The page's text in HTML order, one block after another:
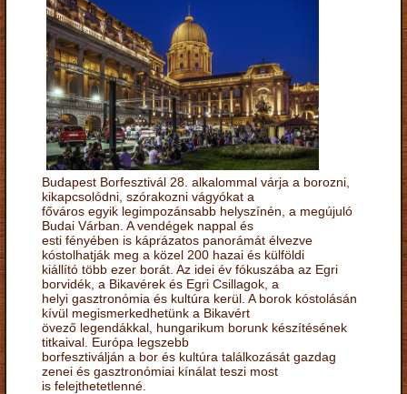
Budapest Borfesztivál 28. alkalommal várja a borozni,
kikapcsolódni, szórakozni vágyókat a
főváros egyik legimpozánsabb helyszínén, a megújuló
Budai Várban. A vendégek nappal és
esti fényében is káprázatos panorámát élvezve
kóstolhatják meg a közel 200 hazai és külföldi
kiállító több ezer borát. Az idei év fókuszába az Egri
borvidék, a Bikavérek és Egri Csillagok, a
helyi gasztronómia és kultúra kerül. A borok kóstolásán
kívül megismerkedhetünk a Bikavért
övező legendákkal, hungarikum borunk készítésének
titkaival. Európa legszebb
borfesztiválján a bor és kultúra találkozását gazdag
zenei és gasztronómiai kínálat teszi most
is felejthetetlenné.